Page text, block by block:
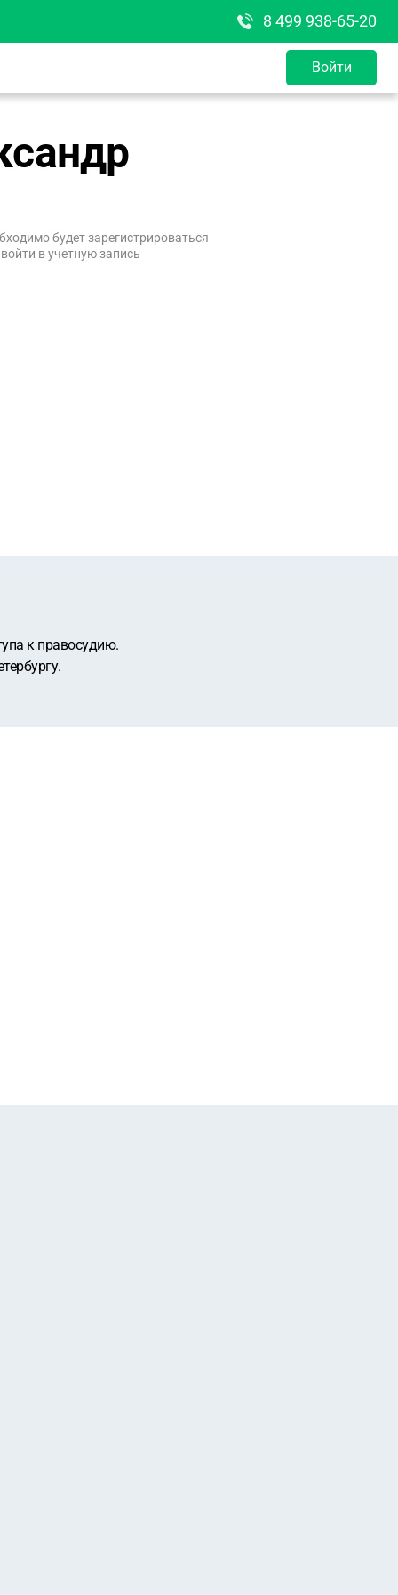
8 499 938-65-20
Войти
будет зарегистрироваться
в учетную запись
к правосудию.